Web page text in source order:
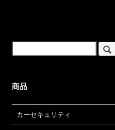
商品
カーセキュリティ